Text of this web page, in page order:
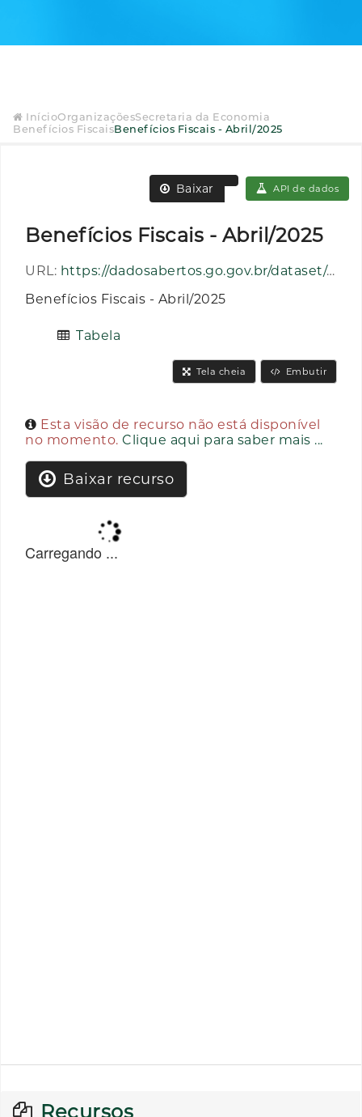
InícioOrganizaçõesSecretaria da Economia
Benefícios FiscaisBenefícios Fiscais - Abril/2025
Baixar API de dados
Benefícios Fiscais - Abril/2025
URL: https://dadosabertos.go.gov.br/dataset/af2e2edd-8ae1-4d8d-bd41-3d930efac095/resource/f47f2d08-b7e6-42d0-a4bf-4318506fc4c1/download/beneficiosfiscais_202504.csv
Benefícios Fiscais - Abril/2025
Tabela
Tela cheia Embutir
Esta visão de recurso não está disponível
no momento. Clique aqui para saber mais ...
Baixar recurso
Recursos